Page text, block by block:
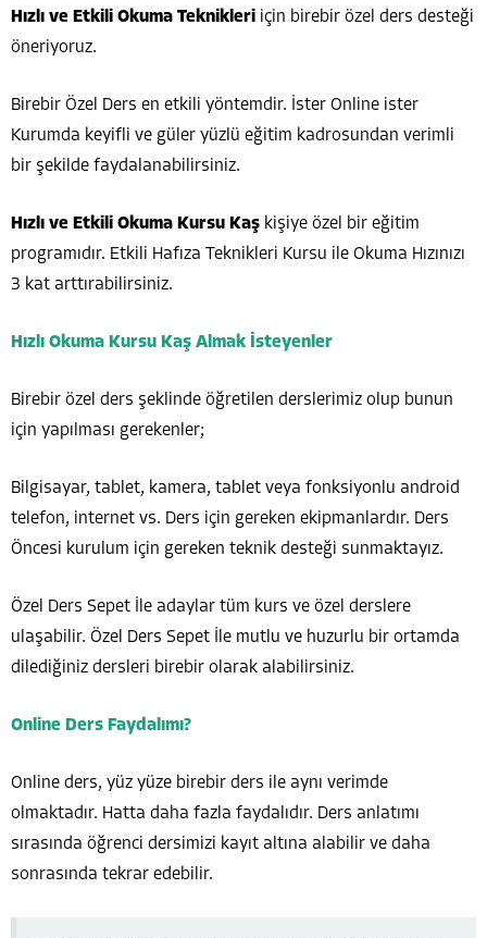
Hızlı ve Etkili Okuma Teknikleri için birebir özel ders desteği
öneriyoruz.
Birebir Özel Ders en etkili yöntemdir. İster Online ister
Kurumda keyifli ve güler yüzlü eğitim kadrosundan verimli
bir şekilde faydalanabilirsiniz.
Hızlı ve Etkili Okuma Kursu Kaş kişiye özel bir eğitim
programıdır. Etkili Hafıza Teknikleri Kursu ile Okuma Hızınızı
3 kat arttırabilirsiniz.
Hızlı Okuma Kursu Kaş Almak İsteyenler
Birebir özel ders şeklinde öğretilen derslerimiz olup bunun
için yapılması gerekenler;
Bilgisayar, tablet, kamera, tablet veya fonksiyonlu android
telefon, internet vs. Ders için gereken ekipmanlardır. Ders
Öncesi kurulum için gereken teknik desteği sunmaktayız.
Özel Ders Sepet İle adaylar tüm kurs ve özel derslere
ulaşabilir. Özel Ders Sepet İle mutlu ve huzurlu bir ortamda
dilediğiniz dersleri birebir olarak alabilirsiniz.
Online Ders Faydalımı?
Online ders, yüz yüze birebir ders ile aynı verimde
olmaktadır. Hatta daha fazla faydalıdır. Ders anlatımı
sırasında öğrenci dersimizi kayıt altına alabilir ve daha
sonrasında tekrar edebilir.